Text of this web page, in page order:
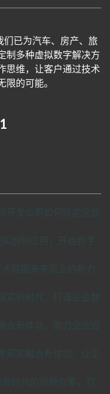
们已为汽车、房产、旅
制多种虚拟数字解决方
思维，让客户通过技术
的可能。